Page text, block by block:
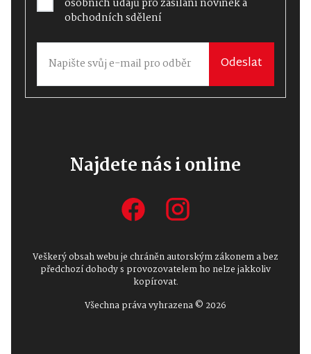
obchodních sdělení
Odeslat
Najdete nás i online
Veškerý obsah webu je chráněn autorským zákonem a bez
předchozí dohody s provozovatelem ho nelze jakkoliv
kopírovat.
Všechna práva vyhrazena © 2026